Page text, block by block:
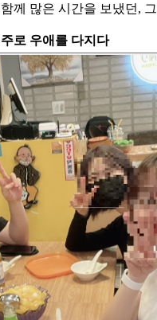
께 많은 시간을 보냈던,
로 우애를 다지다